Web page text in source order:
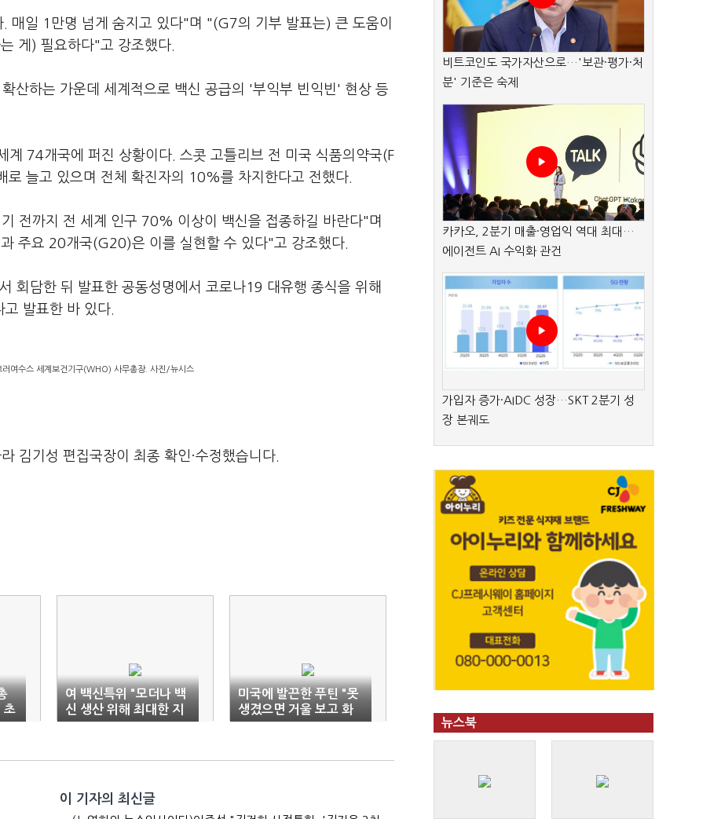
매일 1만명 넘게 숨지고 있다"며 "(G7의 기부 발표는) 큰 도움이
게) 필요하다"고 강조했다.
산하는 가운데 세계적으로 백신 공급의 '부익부 빈익빈' 현상 등
계 74개국에 퍼진 상황이다. 스콧 고틀리브 전 미국 식품의약국(F
늘고 있으며 전체 확진자의 10%를 차지한다고 전했다.
전까지 전 세계 인구 70% 이상이 백신을 접종하길 바란다"며
주요 20개국(G20)은 이를 실현할 수 있다"고 강조했다.
회담한 뒤 발표한 공동성명에서 코로나19 대유행 종식을 위해
발표한 바 있다.
러여수스 세계보건기구(WHO) 사무총장. 사진/뉴시스
김기성 편집국장이 최종 확인·수정했습니다.
초
여 백신특위 "모더나 백
신 생산 위해 최대한 지
원"
미국에 발끈한 푸틴 "못
생겼으면 거울 보고 화
내지 말라"
이 기자의 최신글
비트코인도 국가자산으로…'보관·평가·처
분' 기준은 숙제
카카오, 2분기 매출·영업익 역대 최대…
에이전트 AI 수익화 관건
가입자 증가·AIDC 성장…SKT 2분기 성
장 본궤도
뉴스북